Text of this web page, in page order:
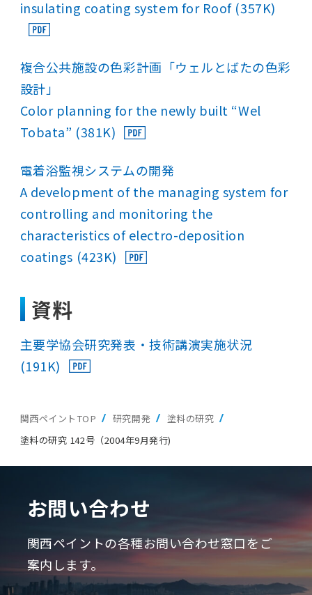
insulating coating system for Roof (357K)
複合公共施設の色彩計画「ウェルとばたの色彩
設計」
Color planning for the newly built “Wel
Tobata” (381K)
電着浴監視システムの開発
A development of the managing system for
controlling and monitoring the
characteristics of electro-deposition
coatings (423K)
資料
主要学協会研究発表・技術講演実施状況
(191K)
関西ペイントTOP 研究開発
塗料の研究
塗料の研究 142号（2004年9月発行)
お問い合わせ
関西ペイントの各種お問い合わせ窓口をご
案内します。